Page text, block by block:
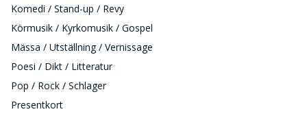
Komedi / Stand-up / Revy
Körmusik / Kyrkomusik / Gospel
Mässa / Utställning / Vernissage
Poesi / Dikt / Litteratur
Pop / Rock / Schlager
Presentkort